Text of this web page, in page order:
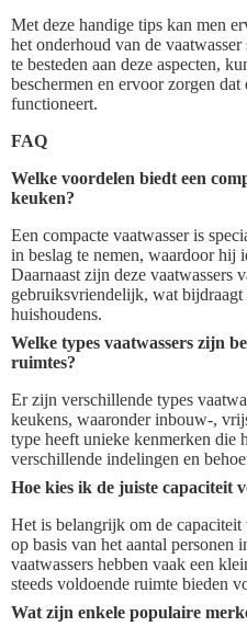
Met deze handige tips kan men
het onderhoud van de
te besteden aan deze aspecten,
beschermen en ervoor zorgen
functioneert.
FAQ
Welke voordelen biedt een
keuken?
Een compacte vaatwasser is
in beslag te nemen, waardoor hij
Daarnaast zijn deze vaatwassers
gebruiksvriendelijk, wat
huishoudens.
Welke types vaatwassers zijn
ruimtes?
Er zijn verschillende types
keukens, waaronder inbouw-,
type heeft unieke kenmerken die
verschillende indelingen en
Hoe kies ik de juiste capaciteit
Het is belangrijk om de capaciteit
op basis van het aantal personen
vaatwassers hebben vaak een
steeds voldoende ruimte bieden
Wat zijn enkele populaire